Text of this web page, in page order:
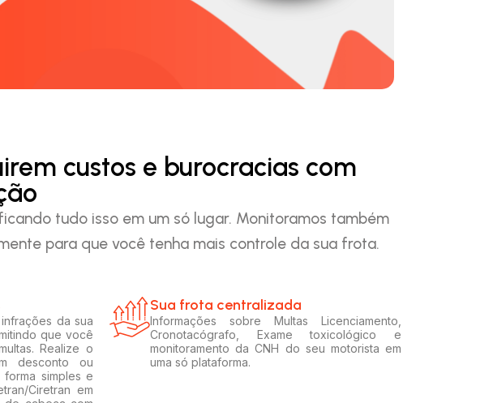
custos e burocracias com
tudo isso em um só lugar. Monitoramos também
para que você tenha mais controle da sua frota.
da sua
que você
Realize o
desconto ou
simples e
Ciretran em
Sua frota centralizada​
Informações sobre Multas Licenciamento,
Cronotacógrafo, Exame toxicológico e
monitoramento da CNH do seu motorista em
uma só plataforma.